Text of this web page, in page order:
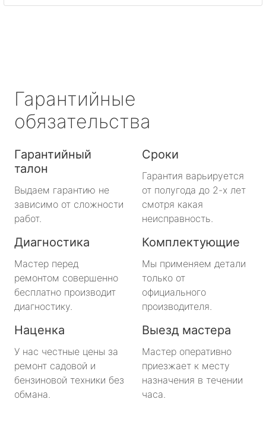
Гарантийные
обязательства
Гарантийный
талон
Выдаем гарантию не
зависимо от сложности
работ.
Сроки
Гарантия варьируется
от полугода до 2-х лет
смотря какая
неисправность.
Диагностика
Мастер перед
ремонтом совершенно
бесплатно производит
диагностику.
Комплектующие
Мы применяем детали
только от
официального
производителя.
Наценка
У нас честные цены за
ремонт садовой и
бензиновой техники без
обмана.
Выезд мастера
Мастер оперативно
приезжает к месту
назначения в течении
часа.